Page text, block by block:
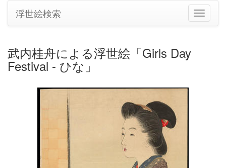
ナ
ビ
浮世絵検索
武内桂舟による浮世絵「Girls Day
Festival - ひな」